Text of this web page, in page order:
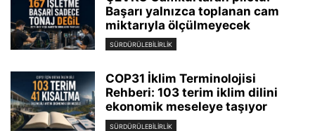
Başarı yalnızca toplanan cam
miktarıyla ölçülmeyecek
SÜRDÜRÜLEBILIRLIK
COP31 İklim Terminolojisi
Rehberi: 103 terim iklim dilini
ekonomik meseleye taşıyor
SÜRDÜRÜLEBILIRLIK